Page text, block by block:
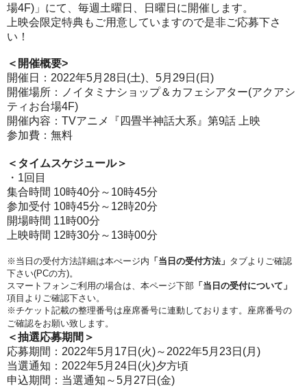
場4F)」にて、毎週土曜日、日曜日に開催します。
上映会限定特典もご用意していますので是非ご応募下さ
い！
＜開催概要>
開催日：2022年5月28日(土)、5月29日(日)
開催場所：ノイタミナショップ＆カフェシアター(アクアシ
ティお台場4F)
開催内容：TVアニメ
『四畳半神話大系 』 第9話 上映
参加費：無料
＜タイムスケジュール＞
・1回目
集合時間 10時40分～10時45分
参加受付 10時45分～12時20分
開場時間 11時00分
上映時間 12時30分～13時00分
※当日の受付方法詳細は本ぺージ内 「当日の受付方法」 タブよりご確認
下さい(PCの方)。
スマートフォンご利用の場合は、本ページ下部 「当日の受付について」
項目よりご確認下さい。
※チケット記載の整理番号は座席番号に連動しております。座席番号の
ご確認をお願い致します。
＜抽選応募期間＞
応募期間：2022年5月17日(火)～2022年5月23日(月)
当選通知：2022年5月24日(火)夕方頃
申込期間：当選通知～5月27日(金)